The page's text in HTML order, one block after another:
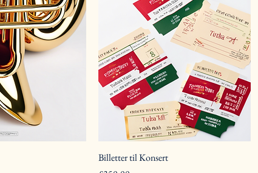
Billetter til Konsert